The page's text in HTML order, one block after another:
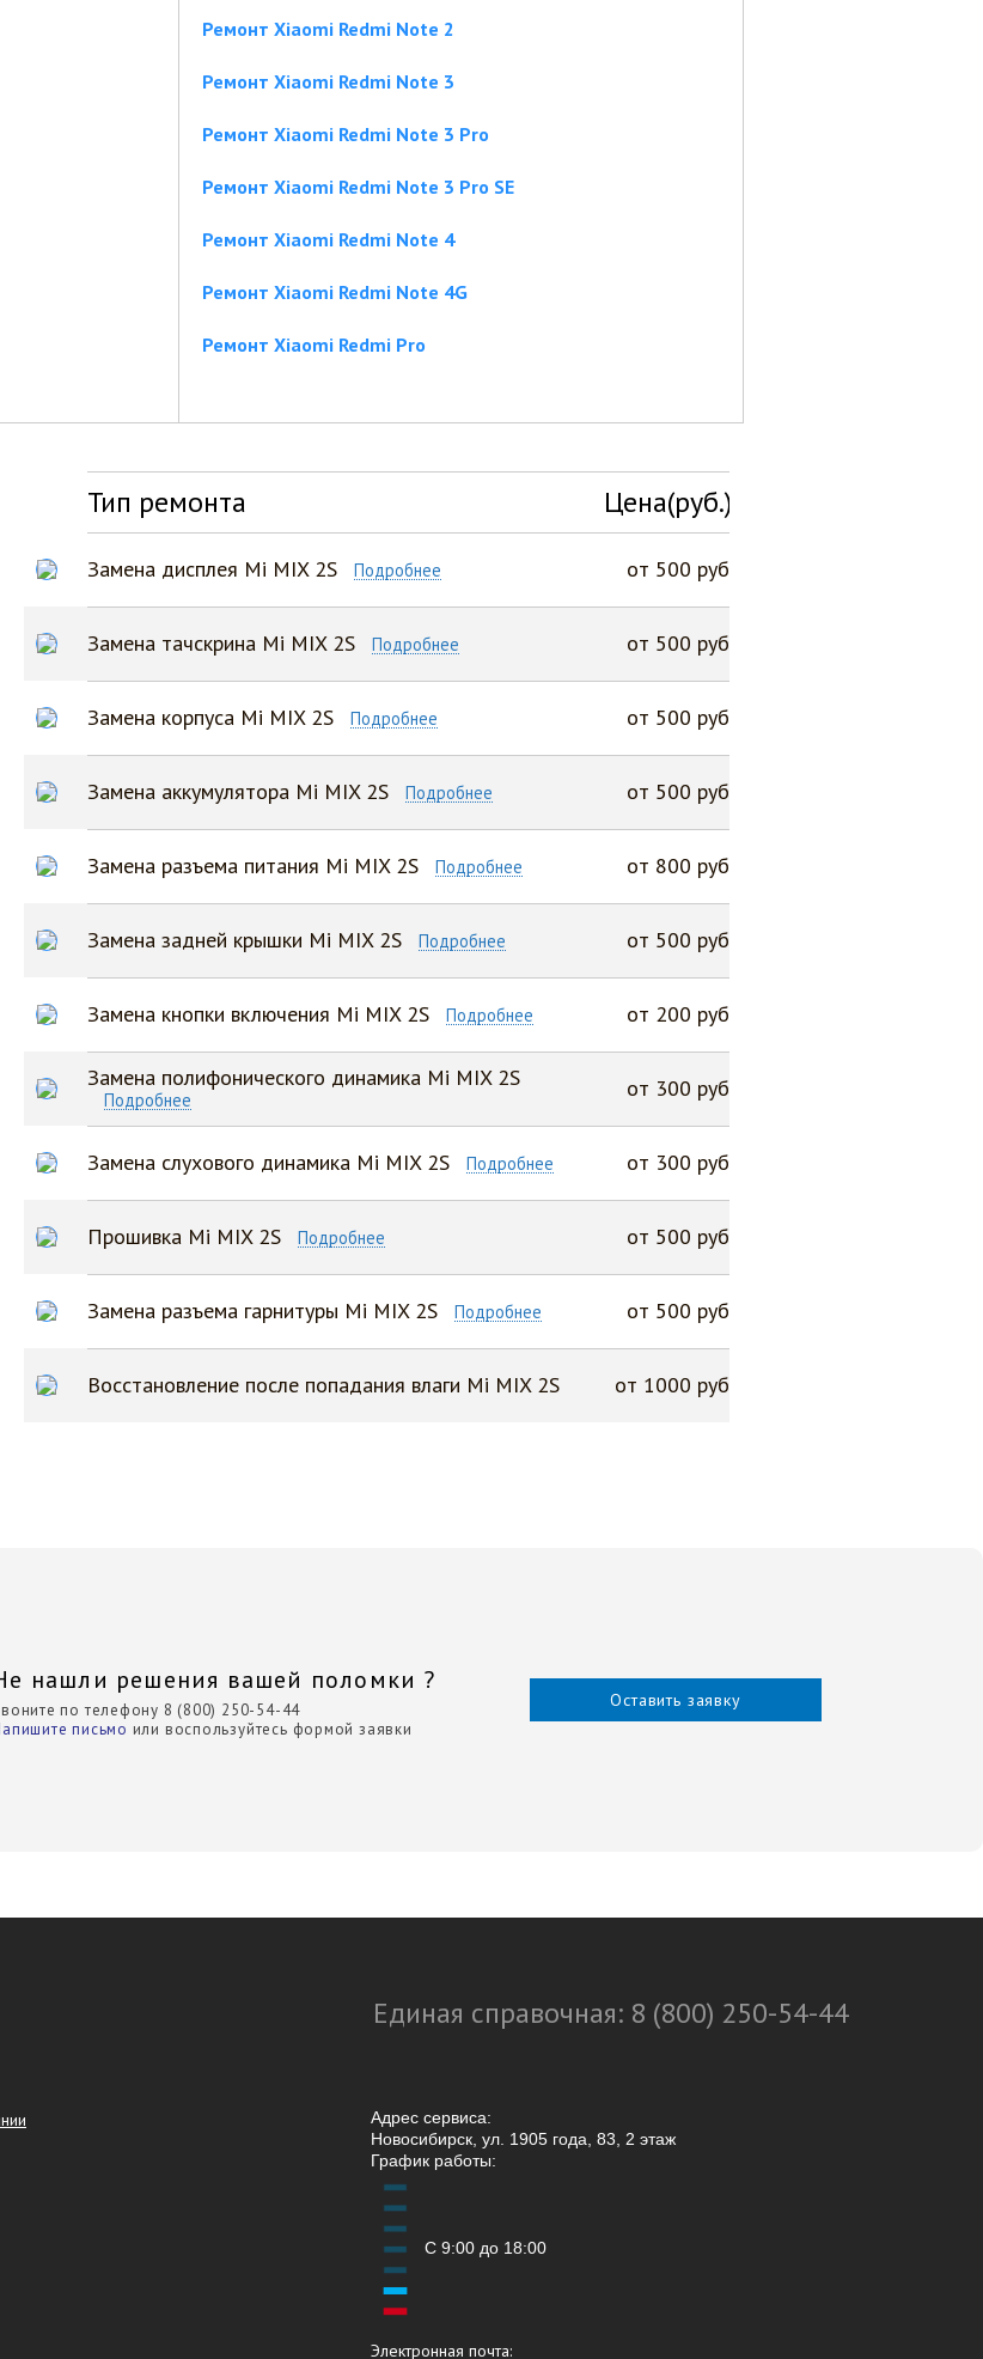
Ремонт Xiaomi Redmi Note 2
Ремонт Xiaomi Redmi Note 3
Ремонт Xiaomi Redmi Note 3 Pro
Ремонт Xiaomi Redmi Note 3 Pro SE
Ремонт Xiaomi Redmi Note 4
Ремонт Xiaomi Redmi Note 4G
Ремонт Xiaomi Redmi Pro
Тип ремонта Цена(руб.)
Замена дисплея Mi MIX 2S Подробнее от 500 руб
Замена тачскрина Mi MIX 2S Подробнее от 500 руб
Замена корпуса Mi MIX 2S Подробнее от 500 руб
Замена аккумулятора Mi MIX 2S Подробнее от 500 руб
Замена разъема питания Mi MIX 2S Подробнее от 800 руб
Замена задней крышки Mi MIX 2S Подробнее от 500 руб
Замена кнопки включения Mi MIX 2S Подробнее от 200 руб
Замена полифонического динамика Mi MIX 2S
Подробнее от 300 руб
Замена слухового динамика Mi MIX 2S Подробнее от 300 руб
Прошивка Mi MIX 2S Подробнее от 500 руб
Замена разъема гарнитуры Mi MIX 2S Подробнее от 500 руб
Восстановление после попадания влаги Mi MIX 2S от 1000 руб
нашли решения вашей поломки ?
по телефону 8 (800) 250-54-44
письмо или воспользуйтесь формой заявки
Оставить заявку
Единая справочная: 8 (800) 250-54-44
Адрес сервиса:
Новосибирск, ул. 1905 года, 83, 2 этаж
График работы:
С 9:00 до 18:00
Электронная почта: